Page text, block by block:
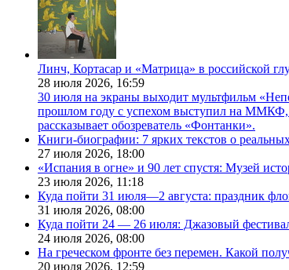
Линч, Кортасар и «Матрица» в российской
28 июля 2026, 16:59
30 июля на экраны выходит мультфильм
прошлом году с успехом выступил на ММКФ,
рассказывает обозреватель «Фонтанки».
Книги-биографии: 7 ярких текстов о
27 июля 2026, 18:00
«Испания в огне» и 90 лет спустя: Музей
23 июля 2026, 11:18
Куда пойти 31 июля—2 августа: праздник
31 июля 2026, 08:00
Куда пойти 24 — 26 июля: Джазовый
24 июля 2026, 08:00
На греческом фронте без перемен. Какой
20 июля 2026, 12:59